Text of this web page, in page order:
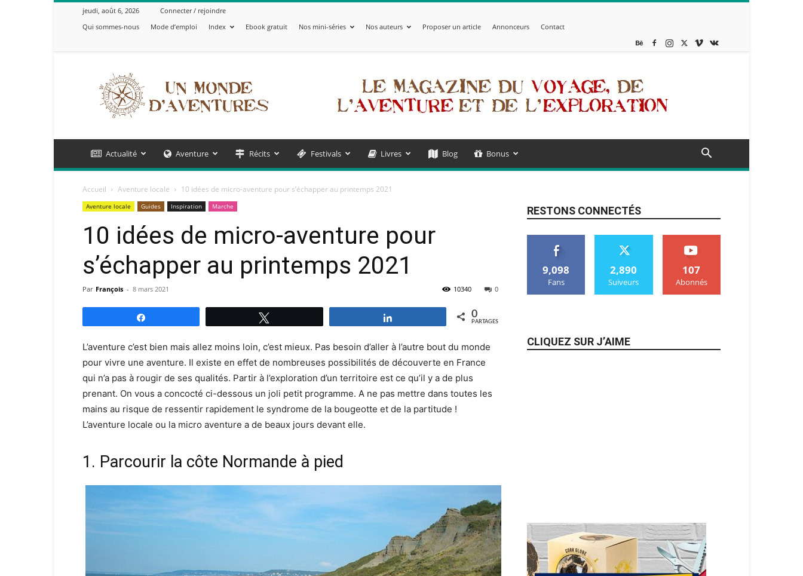
jeudi, août 6, 2026
Connecter / rejoindre
Qui sommes-nous
Mode d’emploi Index Ebook gratuit Nos mini-séries Nos auteurs Proposer un article Annonceurs Contact
Monde
d'Aventures
Actualité Aventure Récits Festivals Livres Blog Bonus
Accueil Aventure locale 10 idées de micro-aventure pour s’échapper au printemps 2021
Aventure locale Guides Inspiration Marche
10 idées de micro-aventure pour
s’échapper au printemps 2021
Par François - 8 mars 2021 0
10340
0
PARTAGES
L’aventure c’est bien mais allez moins loin, c’est mieux. Pas besoin d’aller à l’autre bout du monde
pour vivre une aventure. Il existe en effet de nombreuses possibilités de découverte en France
qui n’a pas à rougir de ses qualités. Partir à l’exploration d’un territoire est ce qu’il y a de plus
prenant. On vous a concocté ci-dessous un joli petit programme. A ne pas mettre dans toutes les
mains au risque de ressentir rapidement le syndrome de la bougeotte et de la partitude !
L’aventure locale ou la micro aventure a de beaux jours devant elle.
1. Parcourir la côte Normande à pied
RESTONS CONNECTÉS
9,098
Fans
2,890
Suiveurs
107
Abonnés
CLIQUEZ SUR J’AIME